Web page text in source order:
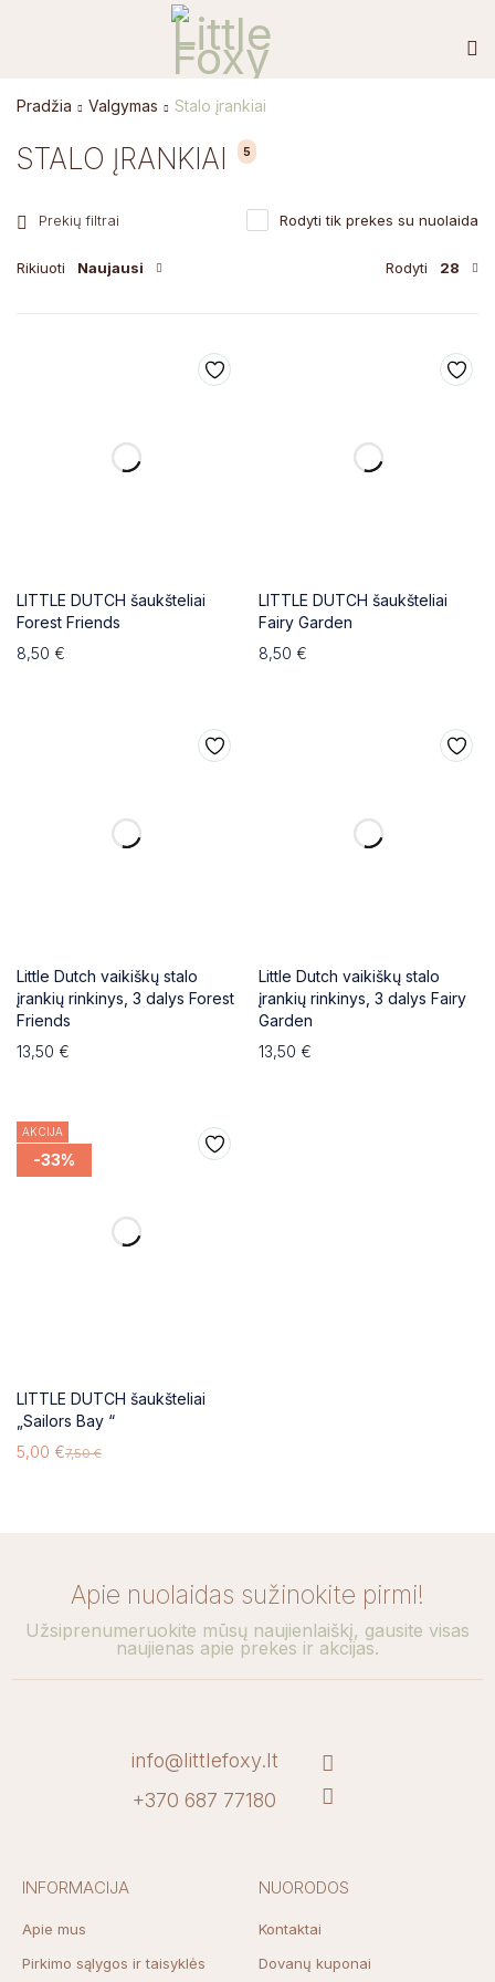
STALO ĮRANKIAI 5
Pradžia Valgymas Stalo įrankiai
Prekių filtrai
Rikiuoti Naujausi
Rodyti tik prekes su nuolaida
Rodyti 28
LITTLE DUTCH šaukšteliai
Forest Friends
8,50 €
LITTLE DUTCH šaukšteliai
Fairy Garden
8,50 €
Little Dutch vaikiškų stalo
įrankių rinkinys, 3 dalys Forest
Friends
13,50 €
Little Dutch vaikiškų stalo
įrankių rinkinys, 3 dalys Fairy
Garden
13,50 €
-33%
AKCIJA
LITTLE DUTCH šaukšteliai
„Sailors Bay “
7,50€
5,00 €
Apie nuolaidas sužinokite pirmi!
Užsiprenumeruokite mūsų naujienlaiškį, gausite visas
naujienas apie prekes ir akcijas.
NUORODOS
Kontaktai
Dovanų kuponai
INFORMACIJA
Apie mus
Pirkimo sąlygos ir taisyklės
info@littlefoxy.lt
+370 687 77180